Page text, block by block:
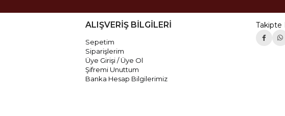
ALIŞVERİŞ BİLGİLERİ
Sepetim
Siparişlerim
Üye Girişi / Üye Ol
Şifremi Unuttum
Banka Hesap Bilgilerimiz
Takipte